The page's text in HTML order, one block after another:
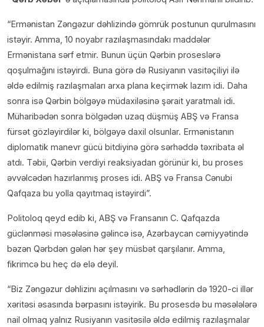
“Ermənistan Zəngəzur dəhlizində gömrük postunun qurulmasını
istəyir. Amma, 10 noyabr razılaşmasındakı maddələr
Ermənistana sərf etmir. Bunun üçün Qərbin proseslərə
qoşulmağını istəyirdi. Buna görə də Rusiyanın vasitəçiliyi ilə
əldə edilmiş razılaşmaları arxa plana keçirmək lazım idi. Daha
sonra isə Qərbin bölgəyə müdaxiləsinə şərait yaratmalı idi.
Müharibədən sonra bölgədən uzaq düşmüş ABŞ və Fransa
fürsət gözləyirdilər ki, bölgəyə daxil olsunlar. Ermənistanın
diplomatik manevr gücü bitdiyinə görə sərhəddə təxribata əl
atdı. Təbii, Qərbin verdiyi reaksiyadan görünür ki, bu proses
əvvəlcədən hazırlanmış proses idi. ABŞ və Fransa Cənubi
Qafqaza bu yolla qayıtmaq istəyirdi”.
Politoloq qeyd edib ki, ABŞ və Fransanın C. Qafqazda
güclənməsi məsələsinə gəlincə isə, Azərbaycan cəmiyyətində
bəzən Qərbdən gələn hər şey müsbət qarşılanır. Amma,
fikrimcə bu heç də elə deyil.
“Biz Zəngəzur dəhlizinı açılmasını və sərhədlərin də 1920-ci illər
xəritəsi əsasında bərpasını istəyirik. Bu prosesdə bu məsələlərə
nail olmaq yalnız Rusiyanın vasitəsilə əldə edilmiş razılaşmalar